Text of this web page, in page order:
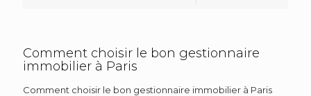
Comment choisir le bon gestionnaire
immobilier à Paris
Comment choisir le bon gestionnaire immobilier à Paris